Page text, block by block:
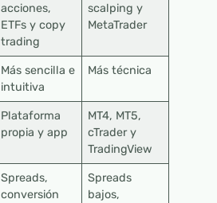
acciones,
ETFs y copy
trading
scalping y
MetaTrader
Más sencilla e
intuitiva
Más técnica
Plataforma
propia y app
MT4, MT5,
cTrader y
TradingView
Spreads,
conversión
Spreads
bajos,